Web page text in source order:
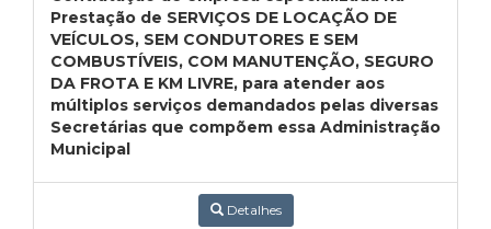
Prestação de SERVIÇOS DE LOCAÇÃO DE
VEÍCULOS, SEM CONDUTORES E SEM
COMBUSTÍVEIS, COM MANUTENÇÃO, SEGURO
DA FROTA E KM LIVRE, para atender aos
múltiplos serviços demandados pelas diversas
Secretárias que compõem essa Administração
Municipal
Detalhes